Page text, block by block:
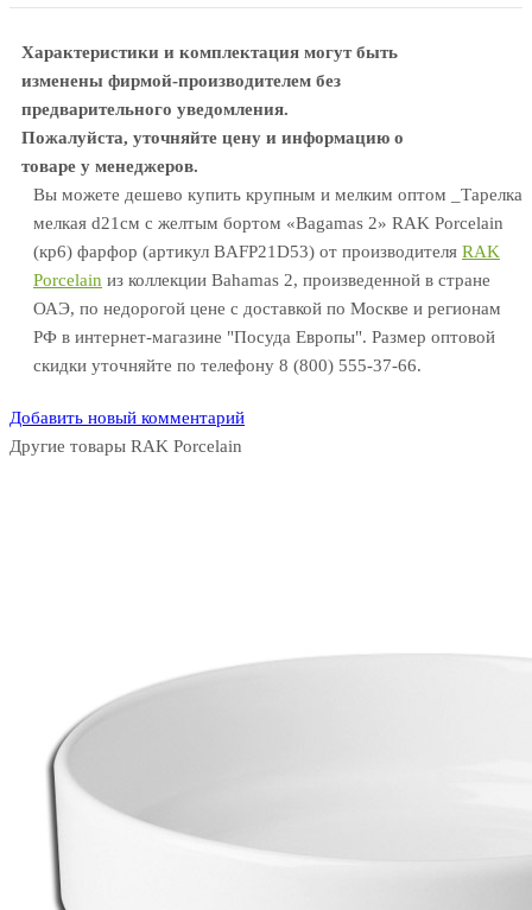
Характеристики и комплектация могут быть
изменены фирмой-производителем без
предварительного уведомления.
Пожалуйста, уточняйте цену и информацию о
товаре у менеджеров.
Вы можете дешево купить крупным и мелким оптом _Тарелка
мелкая d21см с желтым бортом «Bagamas 2» RAK Porcelain
(кр6) фарфор (артикул BAFP21D53) от производителя RAK
Porcelain из коллекции Bahamas 2, произведенной в стране
ОАЭ, по недорогой цене с доставкой по Москве и регионам
РФ в интернет-магазине "Посуда Европы". Размер оптовой
скидки уточняйте по телефону 8 (800) 555-37-66.
Добавить новый комментарий
Другие товары RAK Porcelain